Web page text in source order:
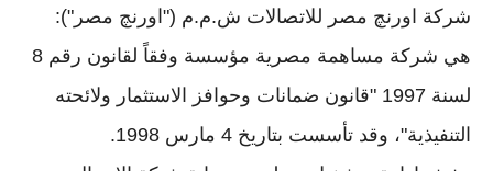
شركة اورنچ مصر للاتصالات ش.م.م ("اورنچ مصر"):
هي شركة مساهمة مصرية مؤسسة وفقاً لقانون رقم 8
لسنة 1997 "قانون ضمانات وحوافز الاستثمار ولائحته
التنفيذية"، وقد تأسست بتاريخ 4 مارس 1998.